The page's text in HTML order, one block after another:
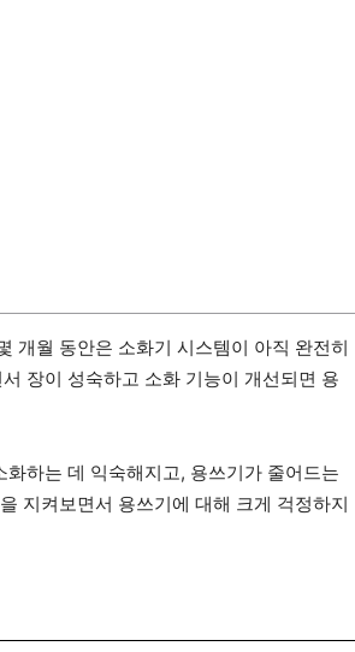
개월 동안은 소화기 시스템이 아직 완전히
장이 성숙하고 소화 기능이 개선되면 용
하는 데 익숙해지고, 용쓰기가 줄어드는
지켜보면서 용쓰기에 대해 크게 걱정하지